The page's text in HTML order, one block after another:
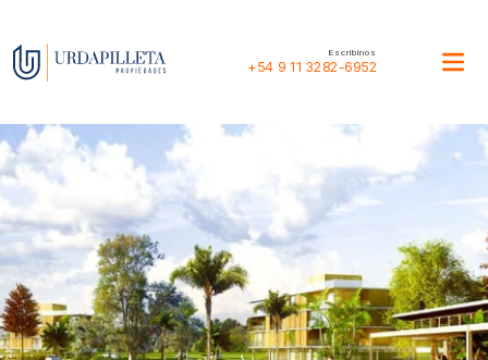
Escribinos
+54 9 11 3282-6952